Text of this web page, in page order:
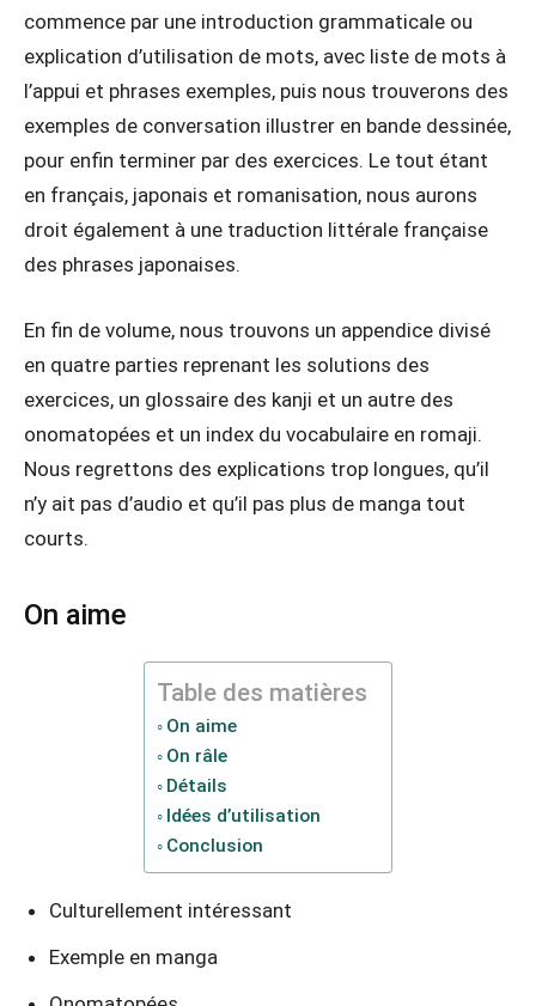
commence par une introduction grammaticale ou
explication d’utilisation de mots, avec liste de mots à
l’appui et phrases exemples, puis nous trouverons des
exemples de conversation illustrer en bande dessinée,
pour enfin terminer par des exercices. Le tout étant
en français, japonais et romanisation, nous aurons
droit également à une traduction littérale française
des phrases japonaises.
En fin de volume, nous trouvons un appendice divisé
en quatre parties reprenant les solutions des
exercices, un glossaire des kanji et un autre des
onomatopées et un index du vocabulaire en romaji.
Nous regrettons des explications trop longues, qu’il
n’y ait pas d’audio et qu’il pas plus de manga tout
courts.
On aime
Table des matières
On aime
On râle
Détails
Idées d’utilisation
Conclusion
Culturellement intéressant
Exemple en manga